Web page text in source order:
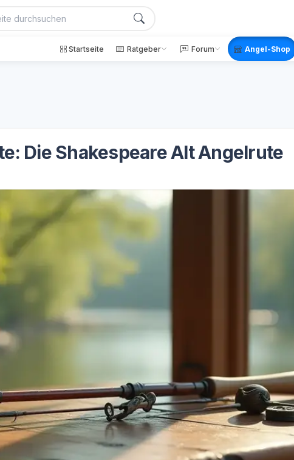
Startseite Ratgeber Forum Angel-Shop
Die Shakespeare Alt Angelrute